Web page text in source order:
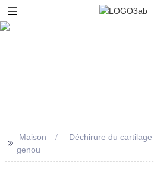
>>
Maison
Déchirure du
genou